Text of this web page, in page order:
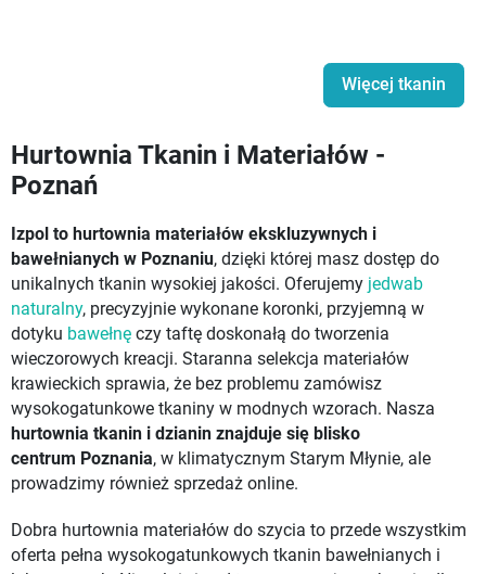
Więcej tkanin
Hurtownia Tkanin i Materiałów -
Poznań
Izpol to hurtownia materiałów ekskluzywnych i
bawełnianych w Poznaniu, dzięki której masz dostęp do
unikalnych tkanin wysokiej jakości. Oferujemy jedwab
naturalny, precyzyjnie wykonane koronki, przyjemną w
dotyku bawełnę czy taftę doskonałą do tworzenia
wieczorowych kreacji. Staranna selekcja materiałów
krawieckich sprawia, że bez problemu zamówisz
wysokogatunkowe tkaniny w modnych wzorach. Nasza
hurtownia tkanin i dzianin znajduje się blisko
centrum Poznania, w klimatycznym Starym Młynie, ale
prowadzimy również sprzedaż online.
Dobra hurtownia materiałów do szycia to przede wszystkim
oferta pełna wysokogatunkowych tkanin bawełnianych i